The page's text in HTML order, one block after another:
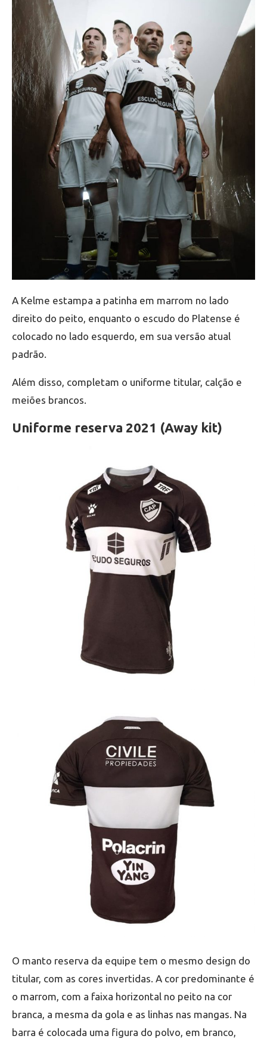
A Kelme estampa a patinha em marrom no lado
direito do peito, enquanto o escudo do Platense é
colocado no lado esquerdo, em sua versão atual
padrão.
Além disso, completam o uniforme titular, calção e
meiões brancos.
Uniforme reserva 2021 (Away kit)
O manto reserva da equipe tem o mesmo design do
titular, com as cores invertidas. A cor predominante é
o marrom, com a faixa horizontal no peito na cor
branca, a mesma da gola e as linhas nas mangas. Na
barra é colocada uma figura do polvo, em branco,